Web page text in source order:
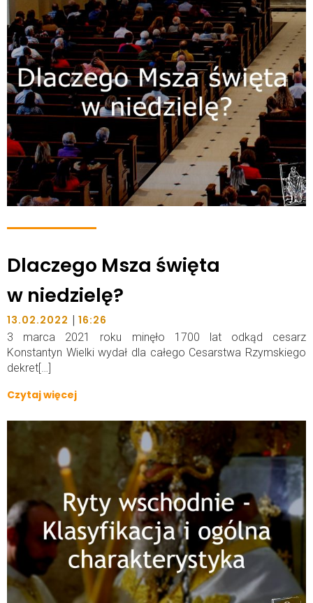
Dlaczego Msza święta
w niedzielę?
13.02.2022 | 16:26
3 marca 2021 roku minęło 1700 lat odkąd cesarz
Konstantyn Wielki wydał dla całego Cesarstwa Rzymskiego
dekret[…]
Czytaj więcej